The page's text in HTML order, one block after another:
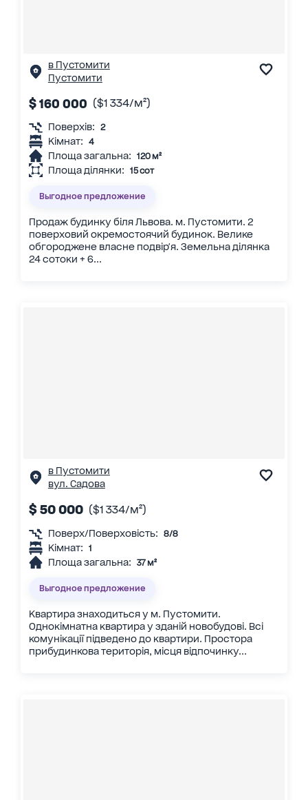
в Пустомити
Пустомити
$ 160 000 ($1 334/м²)
Поверхів: 2
Кімнат: 4
Площа загальна: 120 м²
Площа ділянки: 15 сот
Выгодное предложение
Продаж будинку біля Львова. м. Пустомити. 2
поверховий окремостоячий будинок. Велике
обгороджене власне подвір'я. Земельна ділянка
24 сотоки + 6...
в Пустомити
вул. Садова
$ 50 000 ($1 334/м²)
Поверх/Поверховість: 8/8
Кімнат: 1
Площа загальна: 37 м²
Выгодное предложение
Квартира знаходиться у м. Пустомити.
Однокімнатна квартира у зданій новобудові. Всі
комунікації підведено до квартири. Простора
прибудинкова територія, місця відпочинку...